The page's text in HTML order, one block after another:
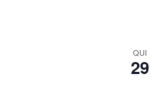
QUI
29